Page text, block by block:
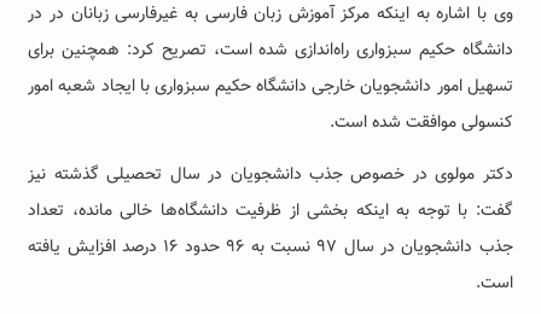
وی با اشاره به اینکه مرکز آموزش زبان فارسی به غیرفارسی زبانان در در
دانشگاه حکیم سبزواری راه‌اندازی شده است، تصریح کرد: همچنین برای
تسهیل امور دانشجویان خارجی دانشگاه حکیم سبزواری با ایجاد شعبه امور
کنسولی موافقت شده است.
دکتر مولوی در خصوص جذب دانشجویان در سال تحصیلی گذشته نیز
گفت: با توجه به اینکه بخشی از ظرفیت دانشگاه‌ها خالی مانده، تعداد
جذب دانشجویان در سال ۹۷ نسبت به ۹۶ حدود ۱۶ درصد افزایش یافته
است.